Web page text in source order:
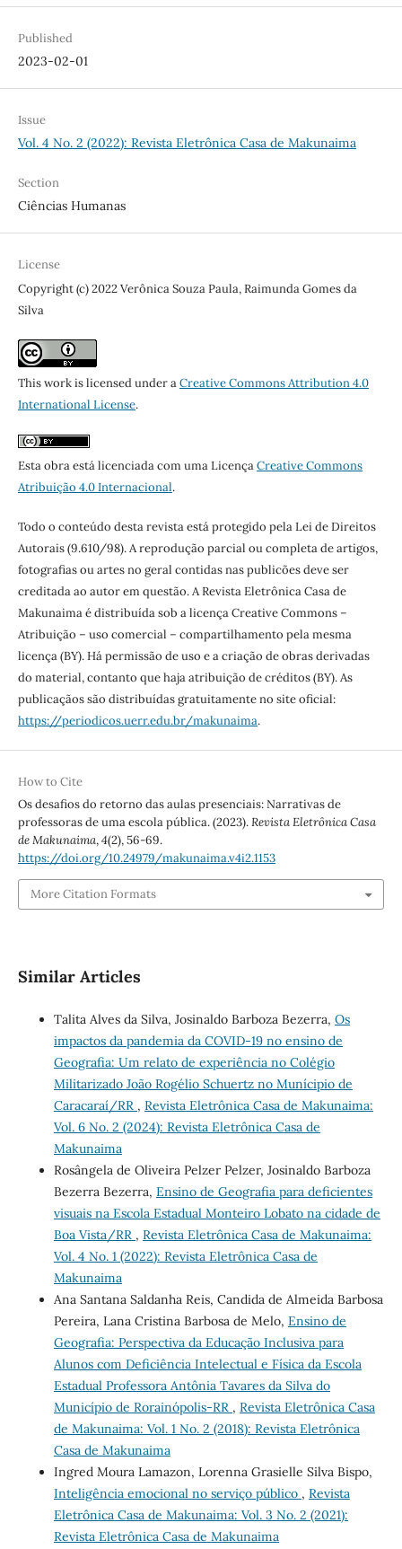
Published
2023-02-01
Issue
Vol. 4 No. 2 (2022): Revista Eletrônica Casa de Makunaima
Section
Ciências Humanas
License
Copyright (c) 2022 Verônica Souza Paula, Raimunda Gomes da
Silva
This work is licensed under aCreative Commons Attribution 4.0
International License.
Esta obra está licenciada com uma LicençaCreative Commons
Atribuição 4.0 Internacional.
Todo o conteúdo desta revista está protegido pela Lei de Direitos
Autorais (9.610/98). A reprodução parcial ou completa de artigos,
fotografias ou artes no geral contidas nas publicões deve ser
creditada ao autor em questão. A Revista Eletrônica Casa de
Makunaima é distribuída sob a licença Creative Commons –
Atribuição – uso comercial – compartilhamento pela mesma
licença (BY). Há permissão de uso e a criação de obras derivadas
do material, contanto que haja atribuição de créditos (BY). As
publicaçãos são distribuídas gratuitamente no site oficial:
https://periodicos.uerr.edu.br/makunaima.
How to Cite
Os desafios do retorno das aulas presenciais: Narrativas de
professoras de uma escola pública. (2023).Revista Eletrônica Casa
de Makunaima,4(2), 56-69.
https://doi.org/10.24979/makunaima.v4i2.1153
More Citation Formats
Similar Articles
Talita Alves da Silva, Josinaldo Barboza Bezerra, Os
impactos da pandemia da COVID-19 no ensino de
Geografia: Um relato de experiência no Colégio
Militarizado João Rogélio Schuertz no Munícipio de
Caracaraí/RR , Revista Eletrônica Casa de Makunaima:
Vol. 6 No. 2 (2024): Revista Eletrônica Casa de
Makunaima
Rosângela de Oliveira Pelzer Pelzer, Josinaldo Barboza
Bezerra Bezerra, Ensino de Geografia para deficientes
visuais na Escola Estadual Monteiro Lobato na cidade de
Boa Vista/RR , Revista Eletrônica Casa de Makunaima:
Vol. 4 No. 1 (2022): Revista Eletrônica Casa de
Makunaima
Ana Santana Saldanha Reis, Candida de Almeida Barbosa
Pereira, Lana Cristina Barbosa de Melo, Ensino de
Geografia: Perspectiva da Educação Inclusiva para
Alunos com Deficiência Intelectual e Física da Escola
Estadual Professora Antônia Tavares da Silva do
Município de Rorainópolis-RR , Revista Eletrônica Casa
de Makunaima: Vol. 1 No. 2 (2018): Revista Eletrônica
Casa de Makunaima
Ingred Moura Lamazon, Lorenna Grasielle Silva Bispo,
Inteligência emocional no serviço público , Revista
Eletrônica Casa de Makunaima: Vol. 3 No. 2 (2021):
Revista Eletrônica Casa de Makunaima